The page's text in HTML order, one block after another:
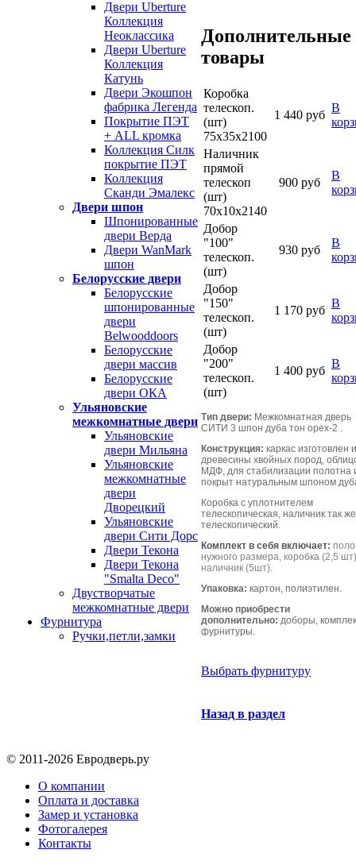
Двери Uberture
Коллекция
Неоклассика
Двери Uberture
Коллекция
Катунь
Двери Экошпон
фабрика Легенда
Покрытие ПЭТ
+ ALL кромка
Коллекция Силк
покрытие ПЭТ
Коллекция
Сканди Эмалекс
Двери шпон
Шпонированные
двери Верда
Двери WanMark
шпон
Белорусские двери
Белорусские
шпонированные
двери
Belwooddoors
Белорусские
двери массив
Белорусские
двери ОКА
Ульяновские
межкомнатные двери
Ульяновские
двери Мильяна
Ульяновские
межкомнатные
двери
Дворецкий
Ульяновские
двери Сити Дорс
Двери Текона
Двери Текона
"Smalta Deco"
Двустворчатые
межкомнатные двери
Фурнитура
Ручки,петли,замки
Дополнительные
товары
Коробка
телескоп.
(шт)
75х35х2100
1 440 руб
В
Наличник
прямой
телескоп
(шт)
70х10х2140
900 руб
В
Добор
"100"
телескоп.
(шт)
930 руб
В
Добор
"150"
телескоп.
(шт)
1 170 руб
В
Добор
"200"
телескоп.
(шт)
1 400 руб
В
Тип двери: Межкомнатная дверь
СИТИ 3 шпон дуба тон орех-2 .
Конструкция: каркас изготовлен
древесины хвойных пород,
МДФ, для стабилизации полотна
покрыт натуральным шпоном
Коробка с уплотнителем
телескопическая, наличник так же
телескопический.
Комплект в себя включает:
нужного размера, коробка (2,5
наличник (5шт).
Упаковка: картон, полиэтилен.
Можно приобрести
дополнительно: доборы,
фурнитуры.
Выбрать фурнитуру
Назад в раздел
© 2011-2026 Евродверь.ру
О компании
Оплата и доставка
Замер и установка
Фотогалерея
Контакты